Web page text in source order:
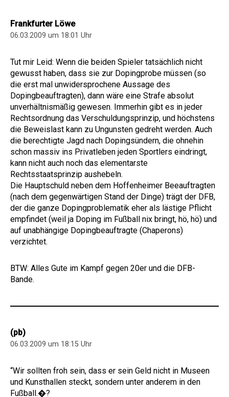
Frankfurter Löwe
06.03.2009 um 18:01 Uhr
Tut mir Leid: Wenn die beiden Spieler tatsächlich nicht
gewusst haben, dass sie zur Dopingprobe müssen (so
die erst mal unwidersprochene Aussage des
Dopingbeauftragten), dann wäre eine Strafe absolut
unverhältnismäßig gewesen. Immerhin gibt es in jeder
Rechtsordnung das Verschuldungsprinzip, und höchstens
die Beweislast kann zu Ungunsten gedreht werden. Auch
die berechtigte Jagd nach Dopingsündern, die ohnehin
schon massiv ins Privatleben jeden Sportlers eindringt,
kann nicht auch noch das elementarste
Rechtsstaatsprinzip aushebeln.
Die Hauptschuld neben dem Hoffenheimer Beeauftragten
(nach dem gegenwärtigen Stand der Dinge) trägt der DFB,
der die ganze Dopingproblematik eher als lästige Pflicht
empfindet (weil ja Doping im Fußball nix bringt, hö, hö) und
auf unabhängige Dopingbeauftragte (Chaperons)
verzichtet.
BTW: Alles Gute im Kampf gegen 20er und die DFB-
Bande.
(pb)
06.03.2009 um 18:15 Uhr
“Wir sollten froh sein, dass er sein Geld nicht in Museen
und Kunsthallen steckt, sondern unter anderem in den
Fußball.�?